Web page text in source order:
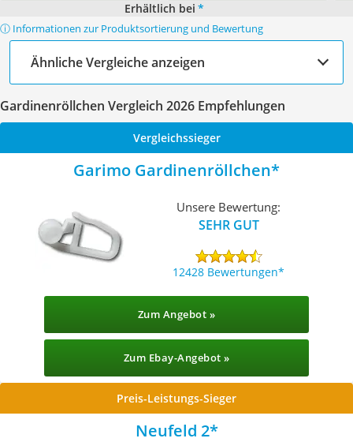
Erhältlich bei *
ⓘ Informationen zur Produktsortierung und Bewertung
Ähnliche Vergleiche anzeigen
Gardinenröllchen Vergleich 2026 Empfehlungen
Vergleichssieger
Garimo Gardinenröllchen
Unsere Bewertung:
SEHR GUT
12428 Bewertungen
Zum Angebot »
Zum Ebay-Angebot »
Preis-Leistungs-Sieger
Neufeld 2